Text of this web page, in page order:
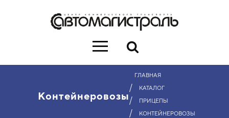
Контейнеровозы
ГЛАВНАЯ
/ КАТАЛОГ
/ ПРИЦЕПЫ
/ КОНТЕЙНЕРОВОЗЫ